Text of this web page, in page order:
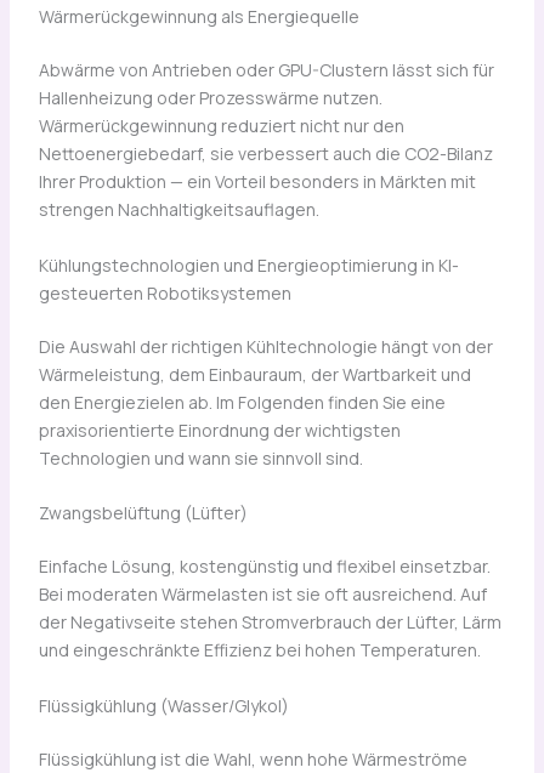
Wärmerückgewinnung als Energiequelle
Abwärme von Antrieben oder GPU-Clustern lässt sich für
Hallenheizung oder Prozesswärme nutzen.
Wärmerückgewinnung reduziert nicht nur den
Nettoenergiebedarf, sie verbessert auch die CO2-Bilanz
Ihrer Produktion — ein Vorteil besonders in Märkten mit
strengen Nachhaltigkeitsauflagen.
Kühlungstechnologien und Energieoptimierung in KI-
gesteuerten Robotiksystemen
Die Auswahl der richtigen Kühltechnologie hängt von der
Wärmeleistung, dem Einbauraum, der Wartbarkeit und
den Energiezielen ab. Im Folgenden finden Sie eine
praxisorientierte Einordnung der wichtigsten
Technologien und wann sie sinnvoll sind.
Zwangsbelüftung (Lüfter)
Einfache Lösung, kostengünstig und flexibel einsetzbar.
Bei moderaten Wärmelasten ist sie oft ausreichend. Auf
der Negativseite stehen Stromverbrauch der Lüfter, Lärm
und eingeschränkte Effizienz bei hohen Temperaturen.
Flüssigkühlung (Wasser/Glykol)
Flüssigkühlung ist die Wahl, wenn hohe Wärmeströme